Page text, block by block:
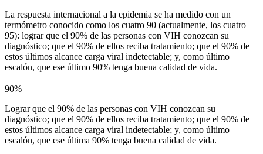
La respuesta internacional a la epidemia se ha medido con un
termómetro conocido como los cuatro 90 (actualmente, los cuatro
95): lograr que el 90% de las personas con VIH conozcan su
diagnóstico; que el 90% de ellos reciba tratamiento; que el 90% de
estos últimos alcance carga viral indetectable; y, como último
escalón, que ese último 90% tenga buena calidad de vida.
90%
Lograr que el 90% de las personas con VIH conozcan su
diagnóstico; que el 90% de ellos reciba tratamiento; que el 90% de
estos últimos alcance carga viral indetectable; y, como último
escalón, que ese última 90% tenga buena calidad de vida.